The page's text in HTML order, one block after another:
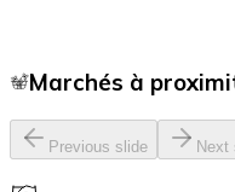
Marchés à
Previous slide Next